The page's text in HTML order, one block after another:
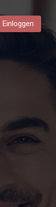
Einloggen